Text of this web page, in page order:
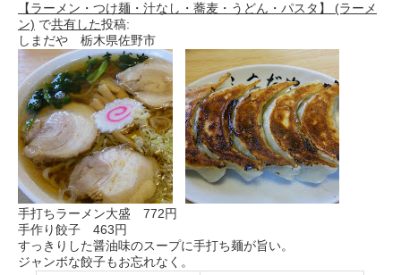
【ラーメン・つけ麺・汁なし・蕎麦・うどん・パスタ】 (ラーメ
ン) で共有した投稿:
しまだや 栃木県佐野市
手打ちラーメン大盛 772円
手作り餃子 463円
すっきりした醤油味のスープに手打ち麺が旨い。
ジャンボな餃子もお忘れなく。